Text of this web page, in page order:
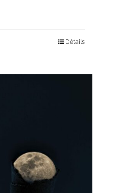
Détails